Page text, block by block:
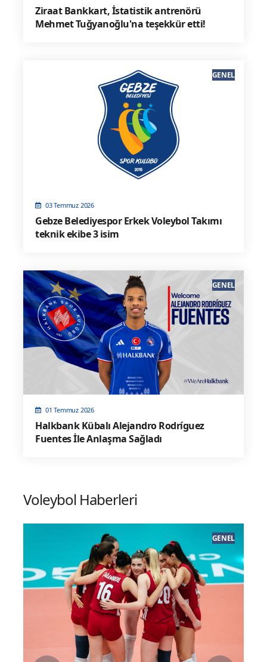
Ziraat Bankkart, İstatistik antrenörü
Mehmet Tuğyanoğlu'na teşekkür etti!
03 Temmuz 2026
Gebze Belediyespor Erkek Voleybol Takımı
teknik ekibe 3 isim
GENEL
01 Temmuz 2026
Halkbank Kübalı Alejandro Rodríguez
Fuentes İle Anlaşma Sağladı
GENEL
Voleybol Haberleri
GENEL